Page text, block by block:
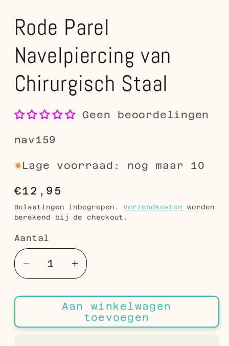
Rode Parel
Navelpiercing van
Chirurgisch Staal
Geen beoordelingen
SKU:
nav159
Lage voorraad: nog maar 10
Normale
prijs
€12,95
Belastingen inbegrepen.Verzendkosten worden
berekend bij de checkout.
Aantal
Aantal
Aantal
verlagen
voor
Parel
Aantal
verhogen
voor
Rode
Parel
Aan winkelwagen
toevoegen